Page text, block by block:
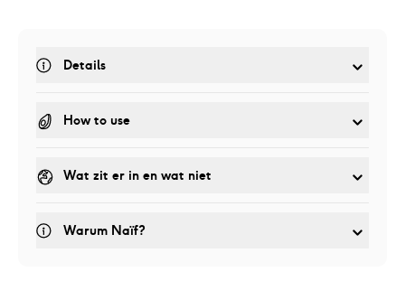
Details
How to use
Wat zit er in en wat niet
Warum Naïf?